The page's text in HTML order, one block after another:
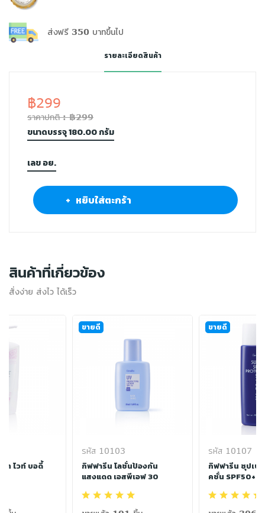
ส่งฟรี 350 บาทขึ้นไป
รายละเอียดสินค้า
฿299
ราคาปกติ : ฿299
ขนาดบรรจุ 180.00 กรัม
เลข อย.
+ หยิบใส่ตะกร้า
สินค้าที่เกี่ยวข้อง
สั่งง่าย ส่งไว ได้เร็ว
ท ไวท์ บอดี้
ขายดี
รหัส 10103
กิฟฟารีน โลชั่นป้องกัน
แสงแดด เอสพีเอฟ 30
ขายดี
รหัส 10107
กิฟฟารีน ซุปเป
คชั่น SPF50+